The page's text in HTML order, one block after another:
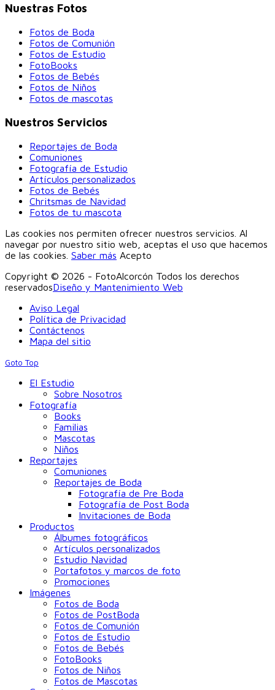
Nuestras Fotos
Fotos de Boda
Fotos de Comunión
Fotos de Estudio
FotoBooks
Fotos de Bebés
Fotos de Niños
Fotos de mascotas
Nuestros Servicios
Reportajes de Boda
Comuniones
Fotografía de Estudio
Artículos personalizados
Fotos de Bebés
Chritsmas de Navidad
Fotos de tu mascota
Las cookies nos permiten ofrecer nuestros servicios. Al
navegar por nuestro sitio web, aceptas el uso que hacemos
de las cookies. Saber más Acepto
Copyright © 2026 - FotoAlcorcón Todos los derechos
reservadosDiseño y Mantenimiento Web
Aviso Legal
Política de Privacidad
Contáctenos
Mapa del sitio
Goto Top
El Estudio
Sobre Nosotros
Fotografía
Books
Familias
Mascotas
Niños
Reportajes
Comuniones
Reportajes de Boda
Fotografía de Pre Boda
Fotografía de Post Boda
Invitaciones de Boda
Productos
Álbumes fotográficos
Artículos personalizados
Estudio Navidad
Portafotos y marcos de foto
Promociones
Imágenes
Fotos de Boda
Fotos de PostBoda
Fotos de Comunión
Fotos de Estudio
Fotos de Bebés
FotoBooks
Fotos de Niños
Fotos de Mascotas